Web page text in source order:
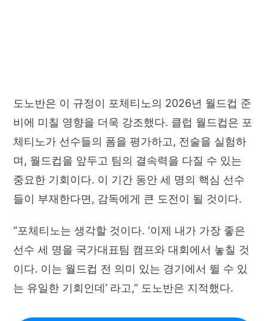
도노반은 이 규정이 포체티노의 2026년 월드컵 준
비에 미칠 영향을 더욱 강조했다. 클럽 월드컵은 포
체티노가 선수들의 폼을 평가하고, 전술을 실험하
며, 월드컵을 앞두고 팀의 결속력을 다질 수 있는
중요한 기회이다. 이 기간 동안 세 명의 핵심 선수
들이 부재한다면, 감독에게 큰 도전이 될 것이다.
“포체티노는 생각할 것이다. ‘이제 내가 가장 좋은
선수 세 명을 국가대표팀 캠프와 대회에서 놓칠 것
이다. 이는 월드컵 전 의미 있는 경기에서 뛸 수 있
는 유일한 기회인데’ 라고,” 도노반은 지적했다.